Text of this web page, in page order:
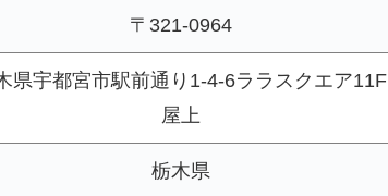
〒321-0964
県宇都宮市駅前通り1-4-6ララスクエア11F
屋上
栃木県